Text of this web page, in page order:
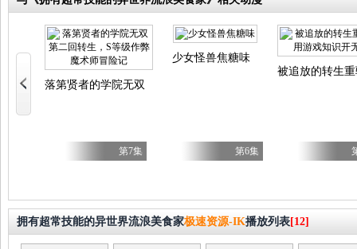
落第贤者的学院无双第二回转生，S等级作弊魔术师冒险记
第7集
少女怪兽焦糖味
第6集
被追放的转生
拥有超常技能的异世界流浪美食家极速资源-IK播放列表[12]